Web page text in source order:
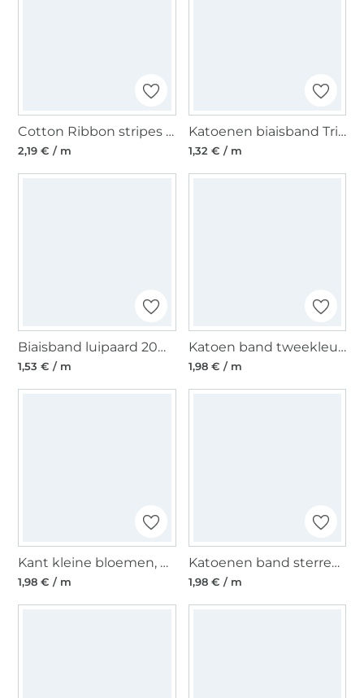
Cotton Ribbon stripes 15 mm, beige- bruin
2,19 € / m
Katoenen biaisband Triangle 20mm, beige
1,32 € / m
Biaisband luipaard 20mm, groen
1,53 € / m
Katoen band tweekleurig sterren, abrikooskleurig
1,98 € / m
Kant kleine bloemen, helderroze
1,98 € / m
Katoenen band sterren, groen
1,98 € / m